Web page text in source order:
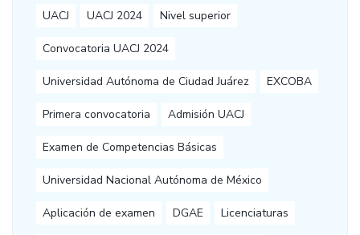
UACJ UACJ 2024 Nivel superior
Convocatoria UACJ 2024
Universidad Autónoma de Ciudad Juárez EXCOBA
Primera convocatoria Admisión UACJ
Examen de Competencias Básicas
Universidad Nacional Autónoma de México
Aplicación de examen DGAE Licenciaturas